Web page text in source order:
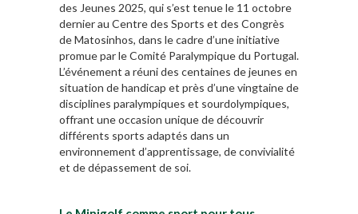
des Jeunes 2025, qui s’est tenue le 11 octobre
dernier au Centre des Sports et des Congrès
de Matosinhos, dans le cadre d’une initiative
promue par le Comité Paralympique du Portugal.
L’événement a réuni des centaines de jeunes en
situation de handicap et près d’une vingtaine de
disciplines paralympiques et sourdolympiques,
offrant une occasion unique de découvrir
différents sports adaptés dans un
environnement d’apprentissage, de convivialité
et de dépassement de soi.